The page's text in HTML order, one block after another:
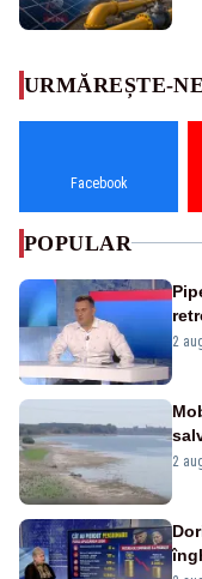
URMĂREȘTE-
Facebook
POPULAR
2
va
2